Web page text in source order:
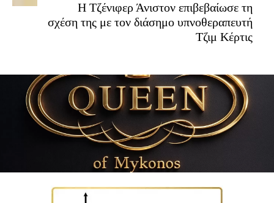
Η Τζένιφερ Άνιστον επιβεβαίωσε τη
σχέση της με τον διάσημο υπνοθεραπευτή
Τζιμ Κέρτις